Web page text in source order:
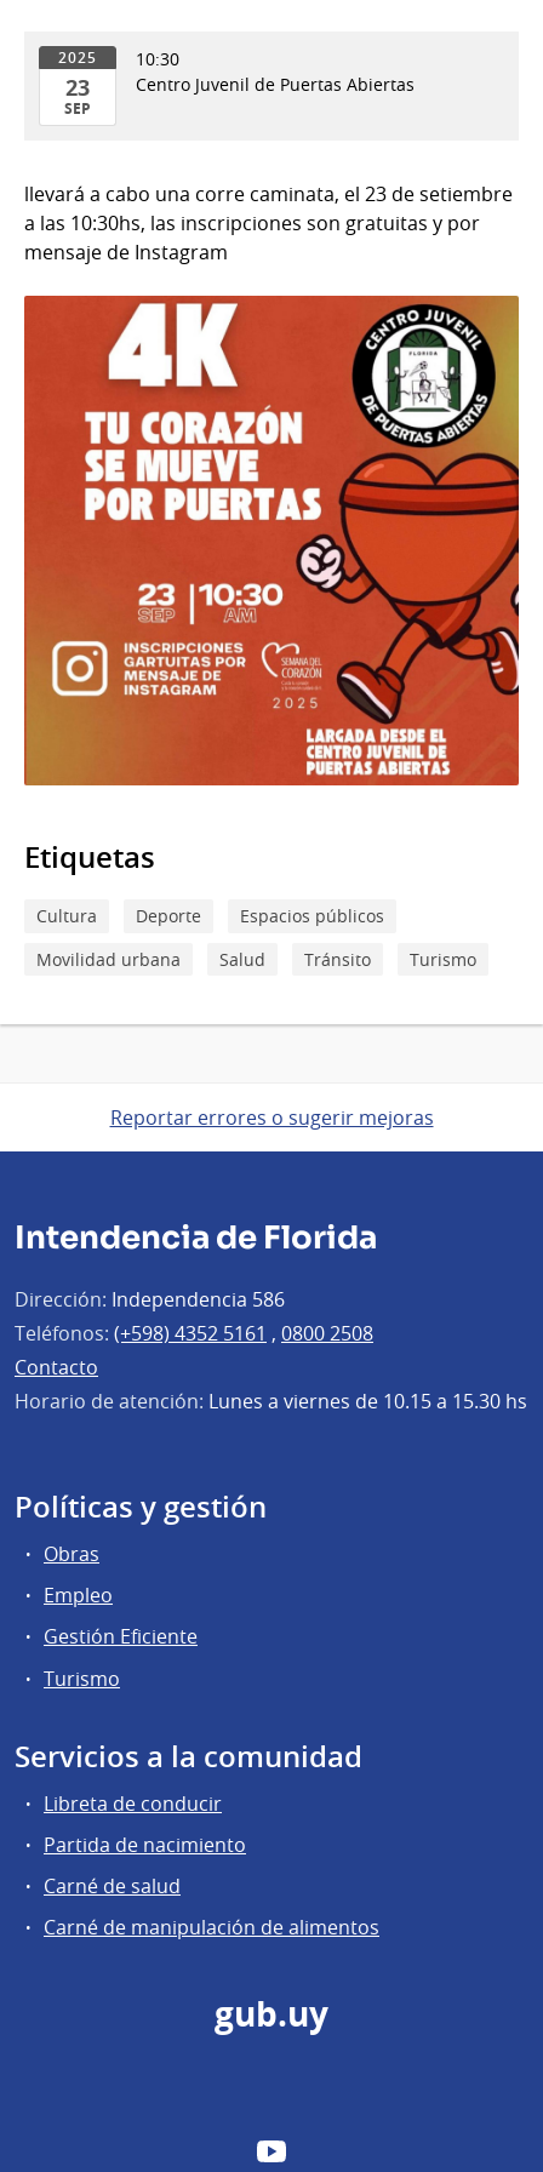
2025
23
SEP
Sep
del
2025
10:30
Centro Juvenil de Puertas Abiertas
llevará a cabo una corre caminata, el 23 de setiembre
a las 10:30hs, las inscripciones son gratuitas y por
mensaje de Instagram
Etiquetas
Cultura Deporte
Espacios públicos
Movilidad urbana
Salud Tránsito Turismo
Reportar errores o sugerir mejoras
Intendencia de Florida
Dirección: Independencia 586
Teléfonos: (+598) 4352 5161 , 0800 2508
Contacto
Horario de atención: Lunes a viernes de 10.15 a 15.30 hs
Políticas y gestión
Obras
Empleo
Gestión Eficiente
Turismo
Servicios a la comunidad
Libreta de conducir
Partida de nacimiento
Carné de salud
Carné de manipulación de alimentos
gub.uy
YouTube